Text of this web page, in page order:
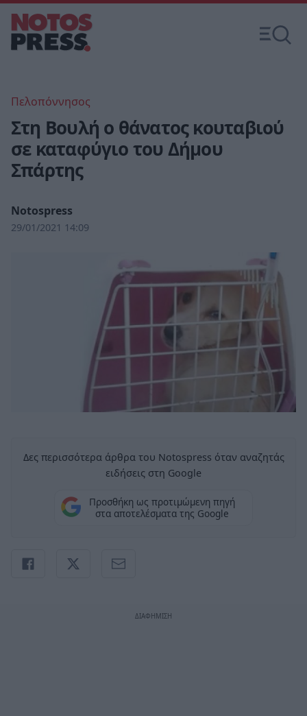
Πελοπόννησος
Στη Βουλή ο θάνατος κουταβιού
σε καταφύγιο του Δήμου
Σπάρτης
Notospress
29/01/2021 14:09
Δες περισσότερα άρθρα του Notospress όταν αναζητάς
ειδήσεις στη Google
Προσθήκη ως προτιμώμενη πηγή
στα αποτελέσματα της Google